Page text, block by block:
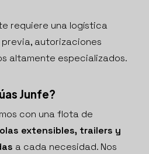
requiere una logística
autorizaciones
altamente especializados.
Junfe?
con una flota de
extensibles, trailers y
a cada necesidad. Nos